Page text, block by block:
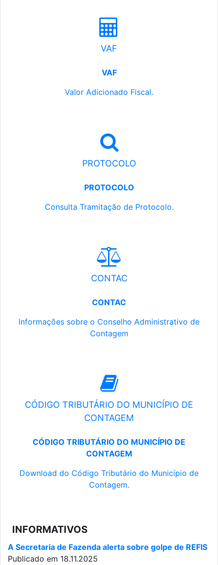
VAF
VAF
Valor Adicionado Fiscal.
PROTOCOLO
PROTOCOLO
Consulta Tramitação de Protocolo.
CONTAC
CONTAC
Informações sobre o Conselho Administrativo de
Contagem
CÓDIGO TRIBUTÁRIO DO MUNICÍPIO DE
CONTAGEM
CÓDIGO TRIBUTÁRIO DO MUNICÍPIO DE
CONTAGEM
Download do Código Tributário do Município de
Contagem.
INFORMATIVOS
A Secretaria de Fazenda alerta sobre golpe de REFIS
Publicado em 18.11.2025